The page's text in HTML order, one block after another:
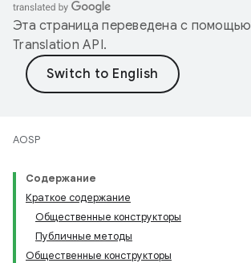
Эта страница переведена с помощью
Translation API.
AOSP
Содержание
Краткое содержание
Общественные конструкторы
Публичные методы
Общественные конструкторы